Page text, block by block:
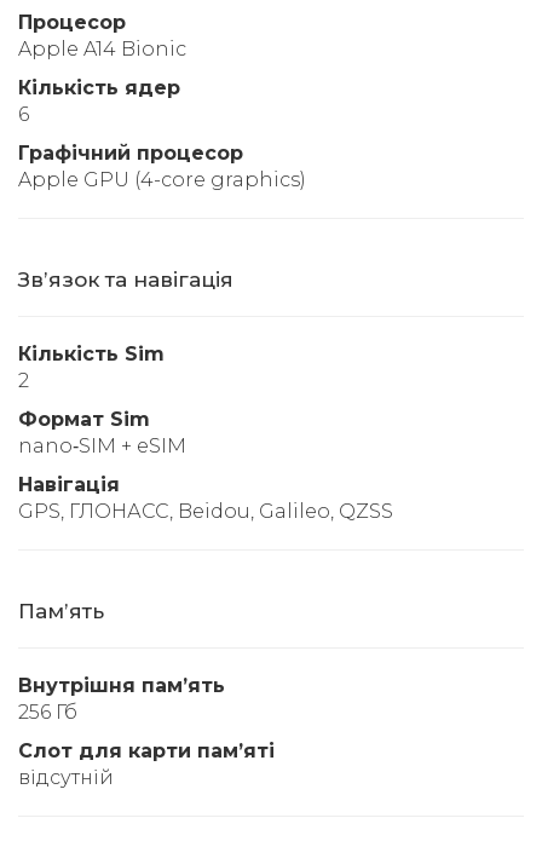
Процесор
Apple A14 Bionic
Кількість ядер
6
Графічний процесор
Apple GPU (4-core graphics)
Звʼязок та навігація
Кількість Sim
2
Формат Sim
nano‑SIM + eSIM
Навігація
GPS, ГЛОНАСС, Beidou, Galileo, QZSS
Памʼять
Внутрішня памʼять
256 Гб
Слот для карти памʼяті
відсутній